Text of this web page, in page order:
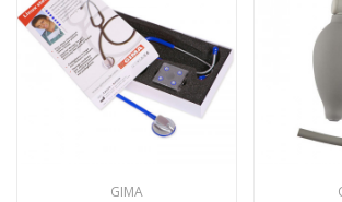
GIMA